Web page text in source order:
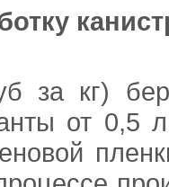
за кг)
от 0,5